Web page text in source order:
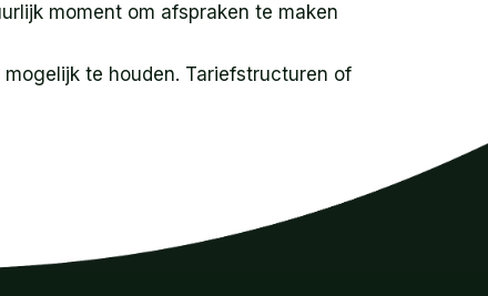
moment om afspraken te maken
te houden. Tariefstructuren of